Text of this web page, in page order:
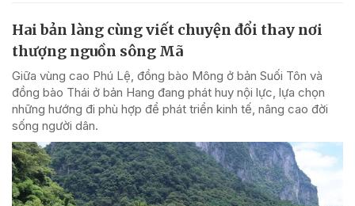
Hai bản làng cùng viết chuyện đổi thay nơi
thượng nguồn sông Mã
Giữa vùng cao Phú Lệ, đồng bào Mông ở bản Suối Tôn và
đồng bào Thái ở bản Hang đang phát huy nội lực, lựa chọn
những hướng đi phù hợp để phát triển kinh tế, nâng cao đời
sống người dân.